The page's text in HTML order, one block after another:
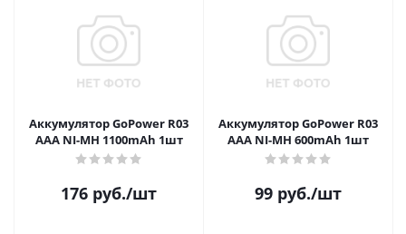
Аккумулятор GoPower R03
AAA NI-MH 1100mAh 1шт
176 руб./шт
Аккумулятор GoPower R03
AAA NI-MH 600mAh 1шт
99 руб./шт